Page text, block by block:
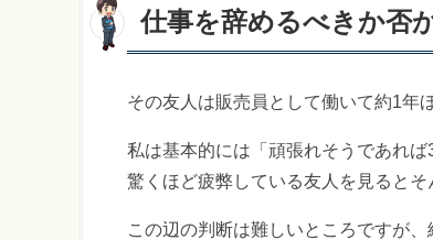
仕事を辞めるべきか否
その友人は販売員として働いて約1年ほ
私は基本的には「頑張れそうであれ
驚くほど疲弊している友人を見るとそ
この辺の判断は難しいところですが